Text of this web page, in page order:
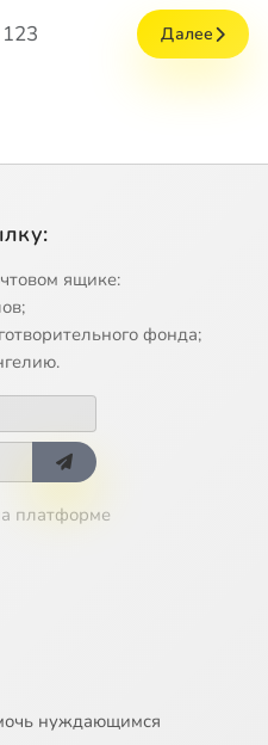
Далее
ящике:
фонда;
платформе
нуждающимся